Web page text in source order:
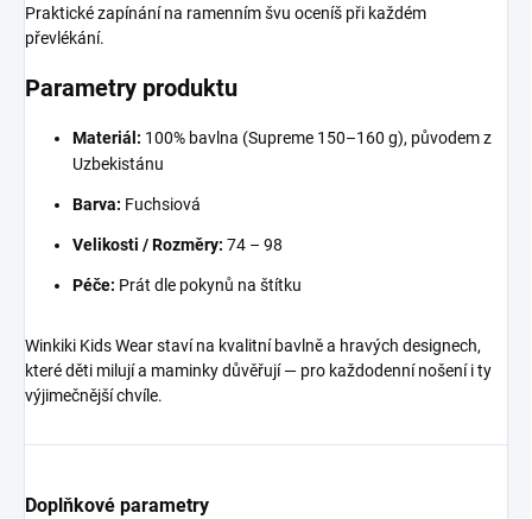
Praktické zapínání na ramenním švu oceníš při každém
převlékání.
Parametry produktu
Materiál: 100% bavlna (Supreme 150–160 g), původem z
Uzbekistánu
Barva: Fuchsiová
Velikosti / Rozměry: 74 – 98
Péče: Prát dle pokynů na štítku
Winkiki Kids Wear staví na kvalitní bavlně a hravých designech,
které děti milují a maminky důvěřují — pro každodenní nošení i ty
výjimečnější chvíle.
Doplňkové parametry